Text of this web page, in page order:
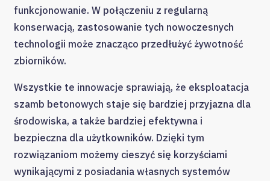
funkcjonowanie. W połączeniu z regularną
konserwacją, zastosowanie tych nowoczesnych
technologii może znacząco przedłużyć żywotność
zbiorników.
Wszystkie te innowacje sprawiają, że eksploatacja
szamb betonowych staje się bardziej przyjazna dla
środowiska, a także bardziej efektywna i
bezpieczna dla użytkowników. Dzięki tym
rozwiązaniom możemy cieszyć się korzyściami
wynikającymi z posiadania własnych systemów